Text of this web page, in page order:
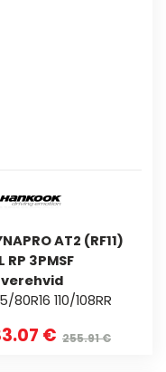
AT2 (RF11)
RP 3PMSF
80R16 110/108RR
€ 255.91 €